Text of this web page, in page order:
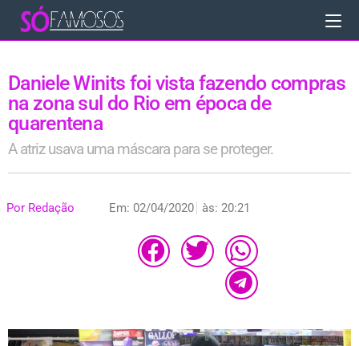
Daniele Winits foi vista fazendo compras
na zona sul do Rio em época de
quarentena
A atriz usava uma máscara para se proteger.
Por Redação Em: 02/04/2020 às: 20:21